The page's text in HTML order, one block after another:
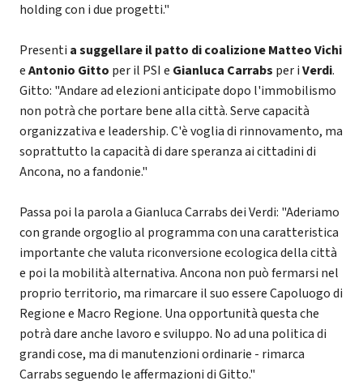
holding con i due progetti."
Presenti a suggellare il patto di coalizioneMatteo Vichi
eAntonio Gitto per il PSI e Gianluca Carrabs per iVerdi.
Gitto: "Andare ad elezioni anticipate dopo l'immobilismo
non potrà che portare bene alla città. Serve capacità
organizzativa e leadership. C'è voglia di rinnovamento, ma
soprattutto la capacità di dare speranza ai cittadini di
Ancona, no a fandonie."
Passa poi la parola a Gianluca Carrabs dei Verdi: "Aderiamo
con grande orgoglio al programma con una caratteristica
importante che valuta riconversione ecologica della città
e poi la mobilità alternativa. Ancona non può fermarsi nel
proprio territorio, ma rimarcare il suo essere Capoluogo di
Regione e Macro Regione. Una opportunità questa che
potrà dare anche lavoro e sviluppo. No ad una politica di
grandi cose, ma di manutenzioni ordinarie - rimarca
Carrabs seguendo le affermazioni di Gitto."